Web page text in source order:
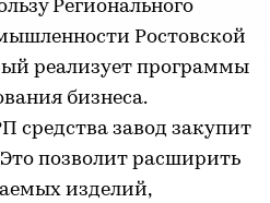
Регионального
Ростовской
реализует программы
бизнеса.
средства завод закупит
позволит расширить
изделий,